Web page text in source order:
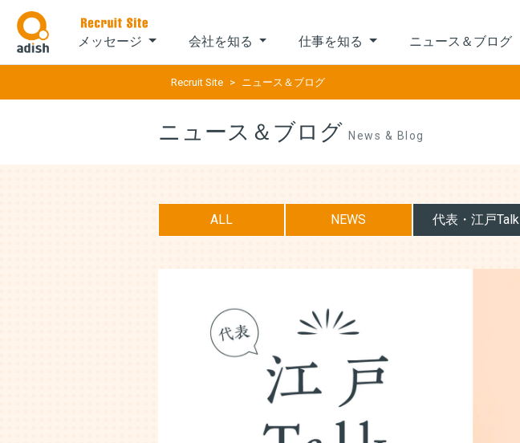
メッセージ 会社を知る 仕事を知る ニュース＆ブログ
Recruit Site ニュース＆ブログ
ニュース＆ブログ News & Blog
ALL NEWS 代表・江戸Talk